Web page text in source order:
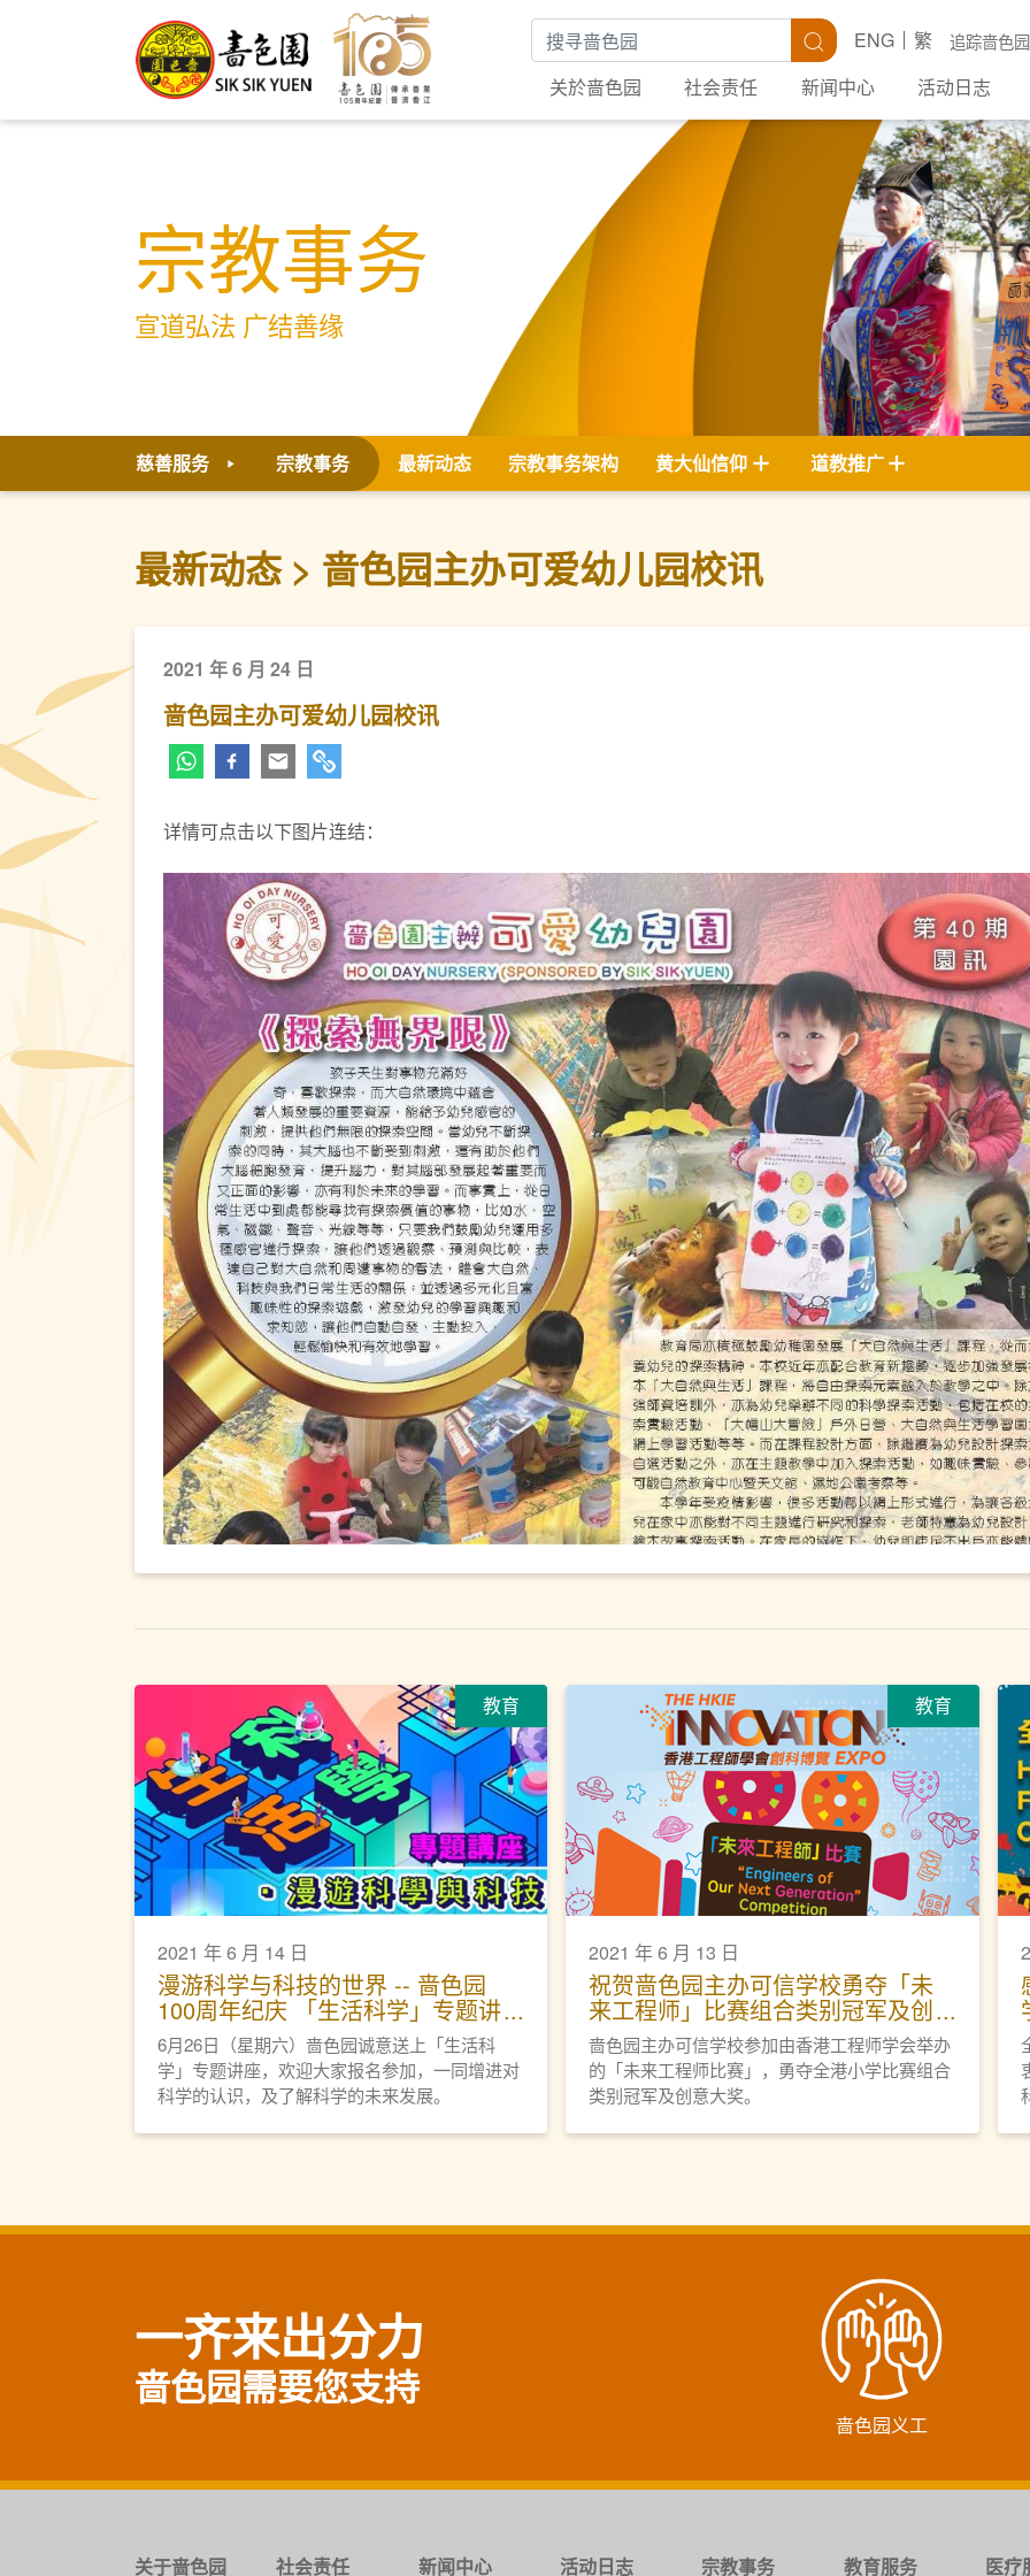
搜寻关键字 搜寻 追踪啬色园
ENG
繁
关於啬色园
社会责任 新闻中心 活动日志
宗教事务
宣道弘法 广结善缘
慈善服务 宗教事务 最新动态 宗教事务架构 黄大仙信仰 道教推广
最新动态 啬色园主办可爱幼儿园校讯
2021 年 6 月 24 日
啬色园主办可爱幼儿园校讯
详情可点击以下图片连结：
教育
2021 年 6 月 14 日
漫游科学与科技的世界 -- 啬色园
100周年纪庆 「生活科学」专题讲
座
6月26日（星期六）啬色园诚意送上「生活科
学」专题讲座，欢迎大家报名参加，一同增进对
科学的认识，及了解科学的未来发展。
教育
2021 年 6 月 13 日
祝贺啬色园主办可信学校勇夺「未
来工程师」比赛组合类别冠军及创
意大奖
啬色园主办可信学校参加由香港工程师学会举办
的「未来工程师比赛」，勇夺全港小学比赛组合
类别冠军及创意大奖。
一齐来出分力
啬色园需要您支持
啬色园义工
关于啬色园 社会责任 新闻中心 活动日志 宗教事务 教育服务 医疗